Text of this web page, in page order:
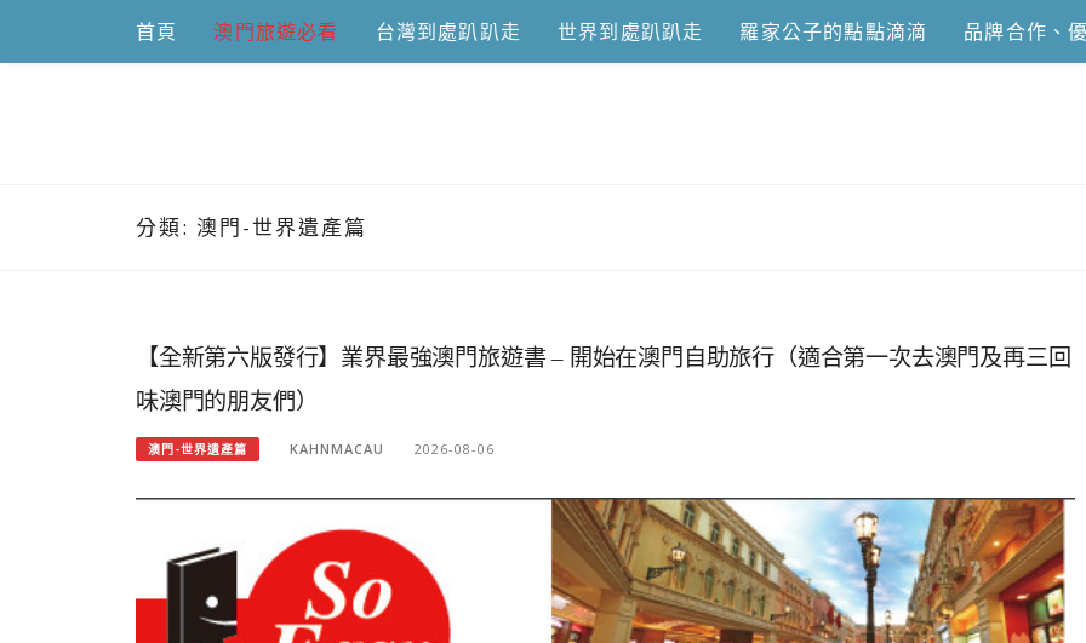
content
首頁 澳門旅遊必看 台灣到處趴趴走 世界到處趴趴走 羅家公子的點點滴滴 品牌合作、
分類: 澳門-世界遺產篇
【全新第六版發行】業界最強澳門旅遊書 – 開始在澳門自助旅行（適合第一次去澳門及再三回
味澳門的朋友們）
澳門-世界遺產篇 KAHNMACAU 2026-08-06